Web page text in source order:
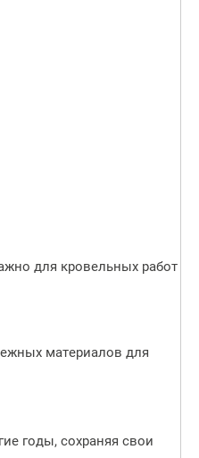
для кровельных работ
материалов для
годы, сохраняя свои